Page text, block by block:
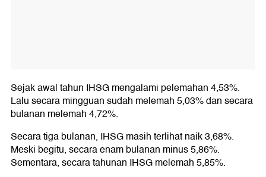
Sejak awal tahun IHSG mengalami pelemahan 4,53%.
Lalu secara mingguan sudah melemah 5,03% dan secara
bulanan melemah 4,72%.
Secara tiga bulanan, IHSG masih terlihat naik 3,68%.
Meski begitu, secara enam bulanan minus 5,86%.
Sementara, secara tahunan IHSG melemah 5,85%.